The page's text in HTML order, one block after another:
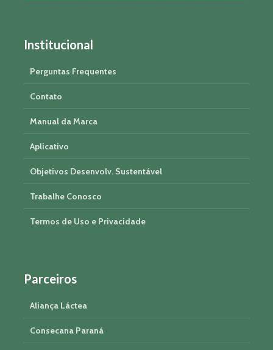
Institucional
Perguntas Frequentes
Contato
Manual da Marca
Aplicativo
Objetivos Desenvolv. Sustentável
Trabalhe Conosco
Termos de Uso e Privacidade
Parceiros
Aliança Láctea
Consecana Paraná